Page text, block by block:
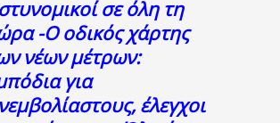
σε όλη τη
-Ο οδικός χάρτης
νέων μέτρων:
για
έλεγχοι